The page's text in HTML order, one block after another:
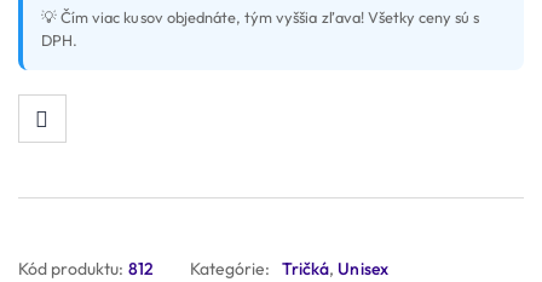
💡 Čím viac kusov objednáte, tým vyššia zľava! Všetky ceny sú s
DPH.
Kód produktu: 812 Kategórie: Tričká, Unisex